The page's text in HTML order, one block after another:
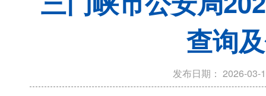
查询
发布日期： 2026-03-